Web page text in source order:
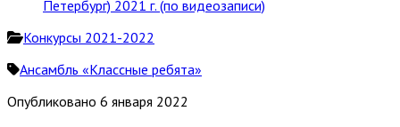
Конкурсы 2021-2022
Ансамбль «Классные ребята»
Опубликовано 6 января 2022